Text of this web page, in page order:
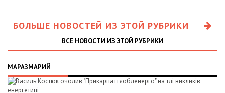
БОЛЬШЕ НОВОСТЕЙ ИЗ ЭТОЙ РУБРИКИ
ВСЕ НОВОСТИ ИЗ ЭТОЙ РУБРИКИ
МАРАЗМАРИЙ